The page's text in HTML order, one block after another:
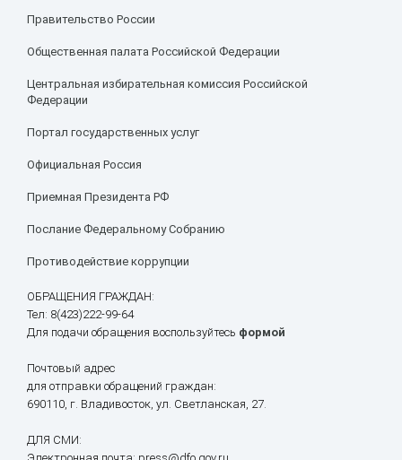
Правительство России
Общественная палата Российской Федерации
Центральная избирательная комиссия Российской
Федерации
Портал государственных услуг
Официальная Россия
Приемная Президента РФ
Послание Федеральному Собранию
Противодействие коррупции
ОБРАЩЕНИЯ ГРАЖДАН:
Тел: 8(423)222-99-64
Для подачи обращения воспользуйтесь формой
Почтовый адрес
для отправки обращений граждан:
690110, г. Владивосток, ул. Светланская, 27.
ДЛЯ СМИ: